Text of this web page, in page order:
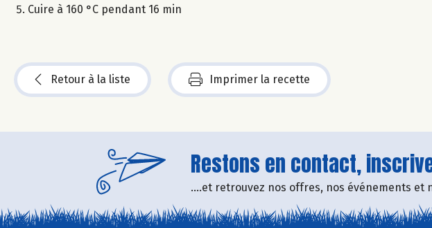
Cuire à 160 °C pendant 16 min
Retour à la liste Imprimer la recette
Restons en contact,
....et retrouvez nos offres, nos événements et